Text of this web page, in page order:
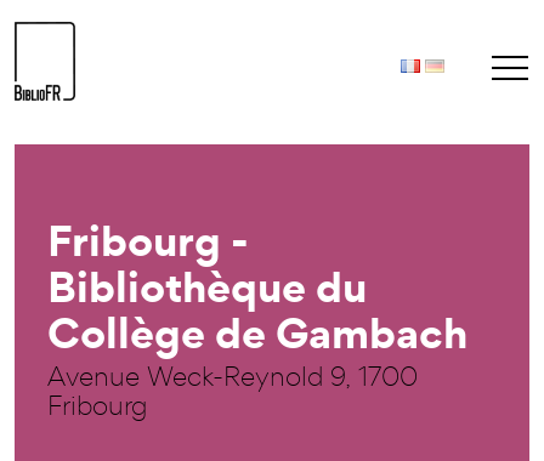
Fribourg -
Bibliothèque du
Collège de Gambach
Avenue Weck-Reynold 9, 1700
Fribourg